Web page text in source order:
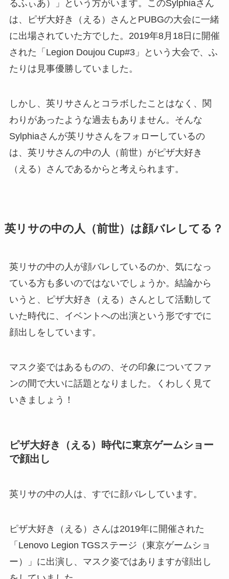
るふぃあ）」という方がいます。このSylphiaさん
は、ピザ大好き（える）さんとPUBGの大会に一緒
に出場されていた方でした。2019年8月18日に開催
された「Legion Doujou Cup#3」という大会で、ふ
たりは見事優勝していました。
しかし、英リサさんとコラボしたことはなく、関
わりがあったような過去もありません。そんな
Sylphiaさんが英リサさんをフォローしているの
は、英リサさんの中の人（前世）がピザ大好き
（える）さんであるからと考えられます。
英リサの中の人（前世）は顔バレしてる？
英リサの中の人が顔バレしているのか、気になっ
ている方も多いのではないでしょうか。結論から
いうと、ピザ大好き（える）さんとして活動して
いた時代に、イベントへの出演という形ですでに
顔出しをしています。
マスク姿ではあるものの、その印象についてファ
ンの間で大いに話題となりました。くわしく見て
いきましょう！
ピザ大好き（える）時代に東京ゲームショー
で顔出し
英リサの中の人は、すでに顔バレしています。
ピザ大好き（える）さんは2019年に開催された
「Lenovo Legion TGSステージ（東京ゲームショ
ー）」に出演し、マスク姿ではありますが顔出し